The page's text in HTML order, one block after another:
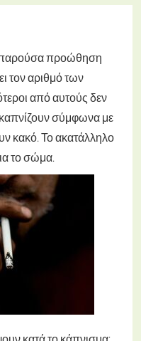
παρούσα προώθηση
τον αριθμό των
από αυτούς δεν
σύμφωνα με
κακό. Το ακατάλληλο
το σώμα.